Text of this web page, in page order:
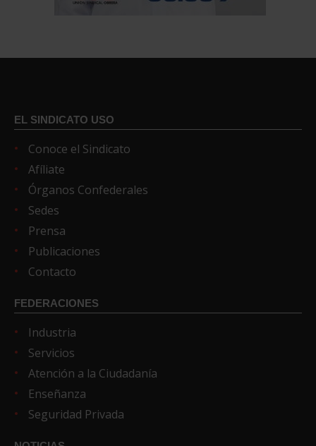
EL SINDICATO USO
Conoce el Sindicato
Afíliate
Órganos Confederales
Sedes
Prensa
Publicaciones
Contacto
FEDERACIONES
Industria
Servicios
Atención a la Ciudadanía
Enseñanza
Seguridad Privada